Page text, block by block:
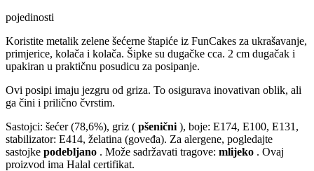
pojedinosti
Koristite metalik zelene šećerne štapiće iz FunCakes za ukrašavanje,
primjerice, kolača i kolača. Šipke su dugačke cca. 2 cm dugačak i
upakiran u praktičnu posudicu za posipanje.
Ovi posipi imaju jezgru od griza. To osigurava inovativan oblik, ali
ga čini i prilično čvrstim.
Sastojci: šećer (78,6%), griz ( pšenični ), boje: E174, E100, E131,
stabilizator: E414, želatina (goveđa). Za alergene, pogledajte
sastojke podebljano . Može sadržavati tragove: mlijeko . Ovaj
proizvod ima Halal certifikat.